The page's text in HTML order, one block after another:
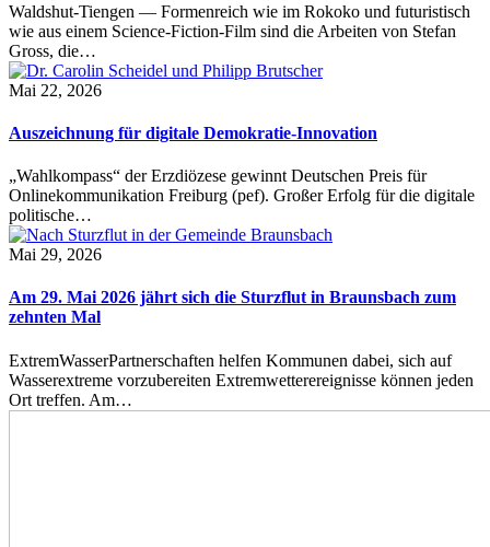
Waldshut-Tiengen — Formenreich wie im Rokoko und futuristisch
wie aus einem Science-Fiction-Film sind die Arbeiten von Stefan
Gross, die…
Mai 22, 2026
Auszeichnung für digitale Demokratie-Innovation
„Wahlkompass“ der Erzdiözese gewinnt Deutschen Preis für
Onlinekommunikation Freiburg (pef). Großer Erfolg für die digitale
politische…
Mai 29, 2026
Am 29. Mai 2026 jährt sich die Sturzflut in Braunsbach zum
zehnten Mal
ExtremWasserPartnerschaften helfen Kommunen dabei, sich auf
Wasserextreme vorzubereiten Extremwetterereignisse können jeden
Ort treffen. Am…